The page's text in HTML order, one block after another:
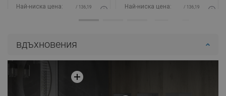
Най-ниска цена:
/ 136,19
Добави в количката
favorite_border Любима
Сравнете
Най-ниска цена:
/ 136,19
Добави в количката
favorite_border Любима
Сравнете
вдъхновения